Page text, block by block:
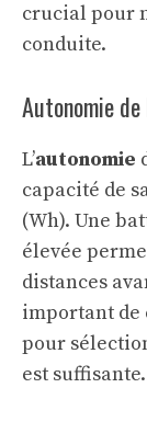
crucial pour
conduite.
Autonomie
L’autonomie
capacité de
(Wh). Une
élevée
distances
important de
pour
est suffisante.